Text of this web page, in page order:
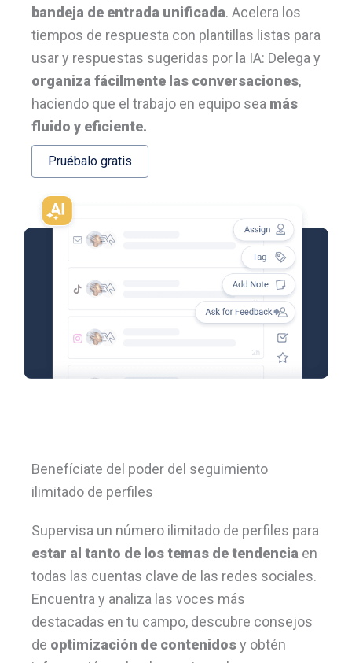
bandeja de entrada unificada. Acelera los
tiempos de respuesta con plantillas listas para
usar y respuestas sugeridas por la IA: Delega y
organiza fácilmente las conversaciones,
haciendo que el trabajo en equipo sea más
fluido y eficiente.
Pruébalo gratis
Benefíciate del poder del seguimiento
ilimitado de perfiles
Supervisa un número ilimitado de perfiles para
estar al tanto de los temas de tendencia en
todas las cuentas clave de las redes sociales.
Encuentra y analiza las voces más
destacadas en tu campo, descubre consejos
de optimización de contenidosy obtén